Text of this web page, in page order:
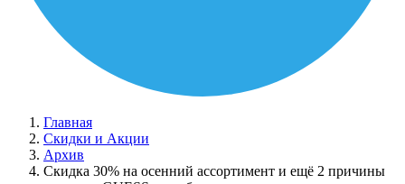
Главная
Скидки и Акции
Архив
Скидка 30% на осенний ассортимент и ещё 2 причины